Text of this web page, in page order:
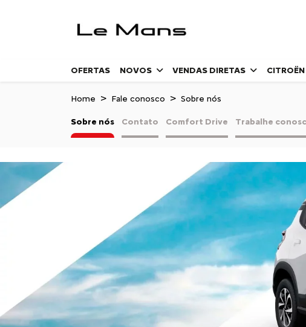
OFERTAS NOVOS VENDAS DIRETAS
Home Fale conosco Sobre nós
Sobre nós Contato Comfort Drive Trabalhe